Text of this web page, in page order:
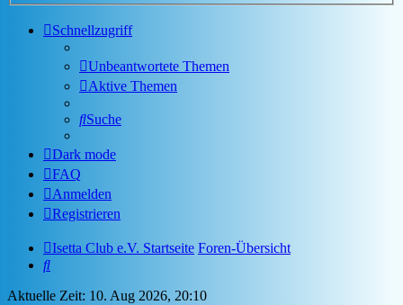
Schnellzugriff
Unbeantwortete Themen
Aktive Themen
Suche
Dark mode
FAQ
Anmelden
Registrieren
Isetta Club e.V. Startseite Foren-Übersicht
Suche
Aktuelle Zeit: 10. Aug 2026, 20:10